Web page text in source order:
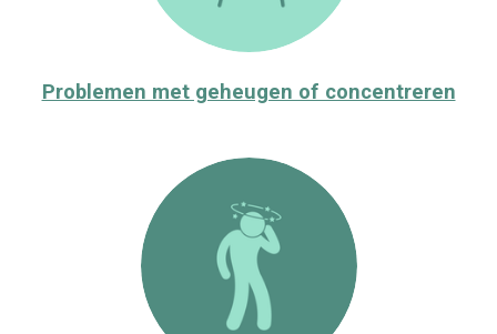
Problemen met geheugen of concentreren